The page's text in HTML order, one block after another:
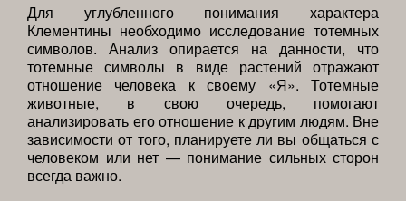
Для углубленного понимания характера
Клементины необходимо исследование тотемных
символов. Анализ опирается на данности, что
тотемные символы в виде растений отражают
отношение человека к своему «Я». Тотемные
животные, в свою очередь, помогают
анализировать его отношение к другим людям. Вне
зависимости от того, планируете ли вы общаться с
человеком или нет — понимание сильных сторон
всегда важно.